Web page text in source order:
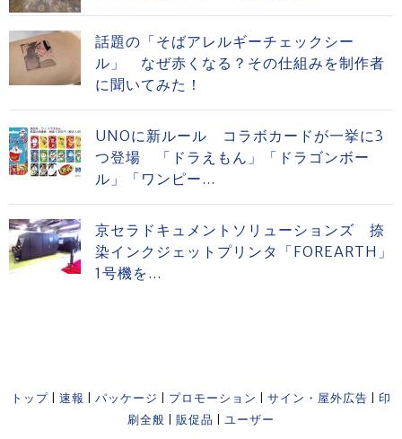
話題の「そばアレルギーチェックシー
ル」 なぜ赤くなる？その仕組みを制作者
に聞いてみた！
UNOに新ルール コラボカードが一挙に3
つ登場 「ドラえもん」「ドラゴンボー
ル」「ワンピー...
京セラドキュメントソリューションズ 捺
染インクジェットプリンタ「FOREARTH」
1号機を...
トップ 速報 パッケージ プロモーション サイン・屋外広告
印
刷全般
販促品 ユーザー